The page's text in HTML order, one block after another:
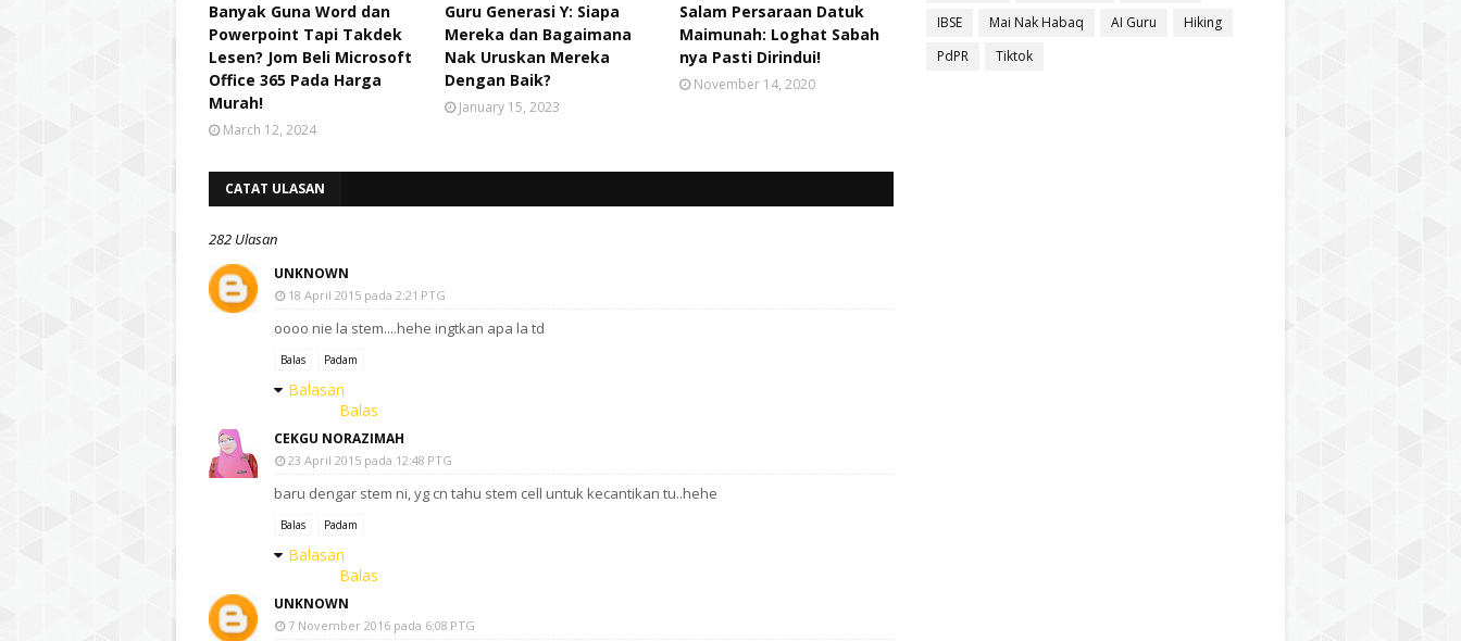
Banyak Guna Word dan
Powerpoint Tapi Takdek
Lesen? Jom Beli Microsoft
Office 365 Pada Harga
Murah!
March 12, 2024
Guru Generasi Y: Siapa
Mereka dan Bagaimana
Nak Uruskan Mereka
Dengan Baik?
January 15, 2023
Salam Persaraan Datuk
Maimunah: Loghat Sabah
nya Pasti Dirindui!
November 14, 2020
CATAT ULASAN
282 Ulasan
UNKNOWN
18 April 2015 pada 2:21 PTG
oooo nie la stem....hehe ingtkan apa la td
Balas Padam
Balasan
Balas
CEKGU NORAZIMAH
23 April 2015 pada 12:48 PTG
baru dengar stem ni, yg cn tahu stem cell untuk kecantikan tu..hehe
Balas Padam
Balasan
Balas
UNKNOWN
7 November 2016 pada 6:08 PTG
IBSE
Mai Nak Habaq AI Guru
Hiking
PdPR
Tiktok